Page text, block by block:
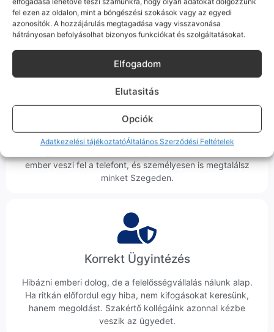
fel ezen az oldalon, mint a böngészési szokások vagy az egyedi
azonosítók. A hozzájárulás megtagadása vagy visszavonása
hátrányosan befolyásolhat bizonyos funkciókat és szolgáltatásokat.
Elfogadom
Elutasitás
Opciók
Adatkezelési tájékoztatóÁltalános Szerződési Feltételek
tökéletesen és hibátlanul teszi a dolgát! Ha valahol (pl. Samsung
S-széria) a gyárinál rosszabb minőségű az alkatrész, azt a
termékleírásban külön jelezzük neked.
100% Elérhetőség
Sok éve a szegedi piac meghatározó szereplői vagyunk.
ember veszi fel a telefont, és személyesen is megtalálsz
minket Szegeden.
Korrekt Ügyintézés
Hibázni emberi dolog, de a felelősségvállalás nálunk alap.
Ha ritkán előfordul egy hiba, nem kifogásokat keresünk,
hanem megoldást. Szakértő kollégáink azonnal kézbe
veszik az ügyedet.